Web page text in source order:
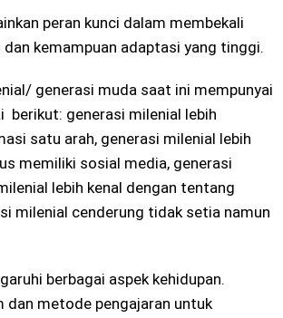
peran kunci dalam membekali
kemampuan adaptasi yang tinggi.
generasi muda saat ini mempunyai
berikut: generasi milenial lebih
satu arah, generasi milenial lebih
memiliki sosial media, generasi
lebih kenal dengan tentang
milenial cenderung tidak setia namun
berbagai aspek kehidupan.
dan metode pengajaran untuk